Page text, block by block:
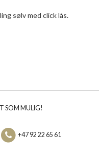
sølv med click lås.
SOM MULIG!
+47 92 22 65 61